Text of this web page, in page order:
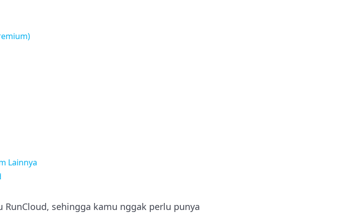
Lainnya
sehingga kamu nggak perlu punya